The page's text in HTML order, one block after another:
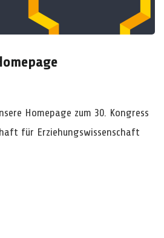
Homepage zum 30. Kongress
für Erziehungswissenschaft